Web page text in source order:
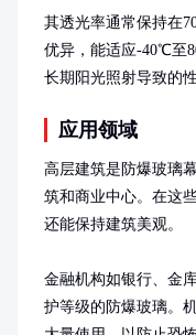
其透光率通常保持在
优异，能适应-40℃至
长期阳光照射导致的性
应用领域
高层建筑是防爆玻璃
筑和商业中心。在这
还能保持建筑美观。
金融机构如银行、金
护等级的防爆玻璃。